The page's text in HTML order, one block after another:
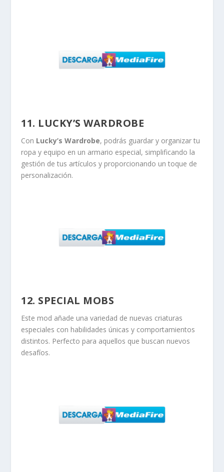
11. LUCKY’S WARDROBE
Con Lucky’s Wardrobe, podrás guardar y organizar tu
ropa y equipo en un armario especial, simplificando la
gestión de tus artículos y proporcionando un toque de
personalización.
12. SPECIAL MOBS
Este mod añade una variedad de nuevas criaturas
especiales con habilidades únicas y comportamientos
distintos. Perfecto para aquellos que buscan nuevos
desafíos.